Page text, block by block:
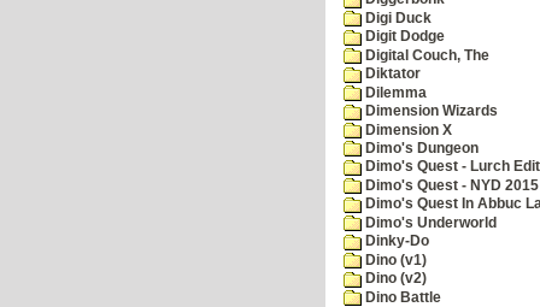
Digi Duck
Digit Dodge
Digital Couch, The
Diktator
Dilemma
Dimension Wizards
Dimension X
Dimo's Dungeon
Dimo's Quest - Lurch
Dimo's Quest - NYD
Dimo's Quest In Abbuc
Dimo's Underworld
Dinky-Do
Dino (v1)
Dino (v2)
Dino Battle